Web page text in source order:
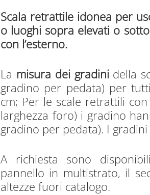
Scala retrattile idonea per
o luoghi sopra elevati o
con l’esterno.
La misura dei gradinidella
gradino per pedata) per
cm; Per le scale retrattili
larghezza foro) i gradino
gradino per pedata). I
A richiesta sono
pannello in multistrato, il
altezze fuori catalogo.